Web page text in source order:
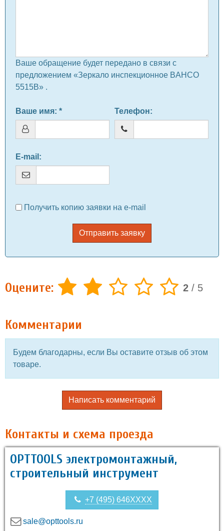
Ваше обращение будет передано в связи с
предложением «Зеркало инспекционное BAHCO
5515B» .
Ваше имя: * Телефон:
E-mail :
Получить копию заявки на e-mail
Отправить заявку
Оцените: 2 / 5
Комментарии
Будем благодарны, если Вы оставите отзыв об этом
товаре.
Написать комментарий
Контакты и схема проезда
OPTTOOLS электромонтажный,
строительный инструмент
+7 (495) 646XXXX
sale@opttools.ru